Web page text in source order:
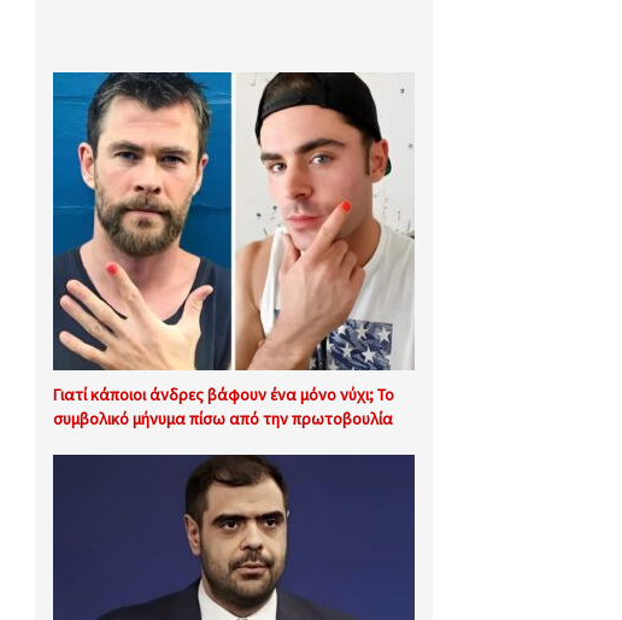
Γιατί κάποιοι άνδρες βάφουν ένα μόνο νύχι; Το
συμβολικό μήνυμα πίσω από την πρωτοβουλία